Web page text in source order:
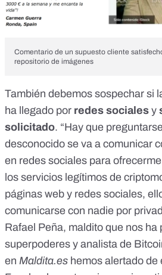
Comentario de un supuesto cliente
repositorio de imágenes
También debemos sospechar si
ha llegado por redes sociales y
solicitado. “Hay que
desconocido se va a comunicar
en redes sociales para
los servicios legítimos de
páginas web y redes sociales,
comunicarse con nadie por
Rafael Peña, maldito que nos ha
superpoderes y analista de
en Maldita.es hemos alertado de